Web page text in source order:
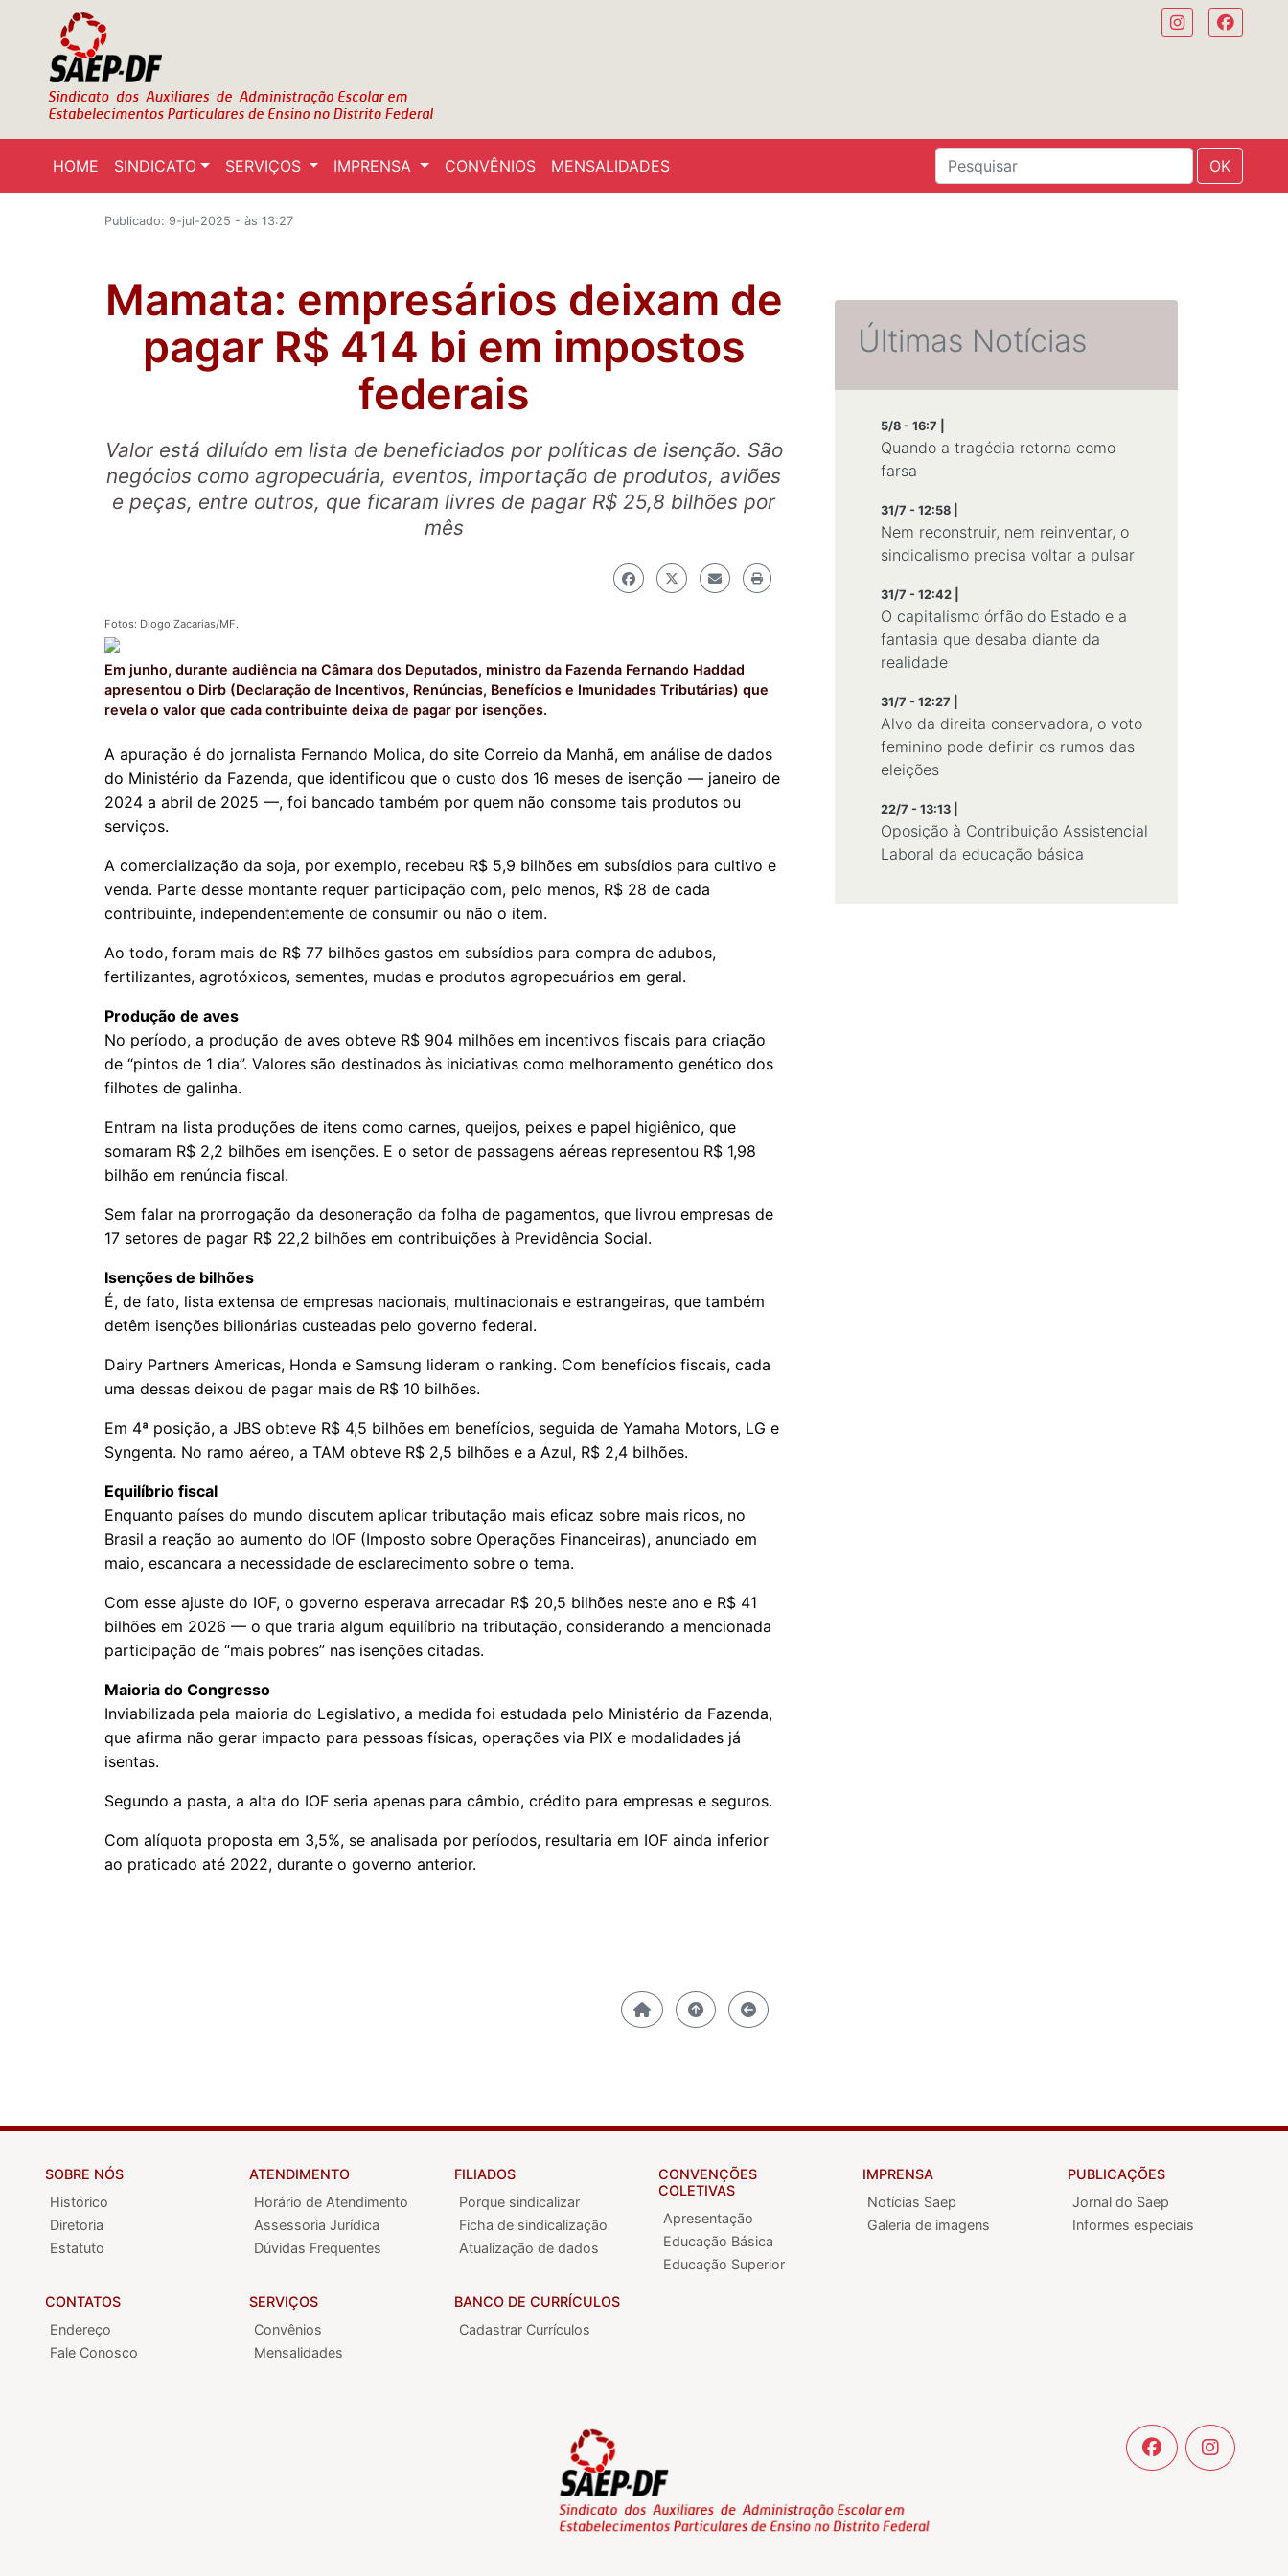
HOME SINDICATO SERVIÇOS IMPRENSA CONVÊNIOS MENSALIDADES OK
Publicado: 9-jul-2025 - às 13:27
Mamata: empresários deixam de
pagar R$ 414 bi em impostos
federais
Valor está diluído em lista de beneficiados por políticas de isenção. São
negócios como agropecuária, eventos, importação de produtos, aviões
e peças, entre outros, que ficaram livres de pagar R$ 25,8 bilhões por
mês
Fotos: Diogo Zacarias/MF.
Em junho, durante audiência na Câmara dos Deputados, ministro da Fazenda Fernando Haddad
apresentou o Dirb (Declaração de Incentivos, Renúncias, Benefícios e Imunidades Tributárias) que
revela o valor que cada contribuinte deixa de pagar por isenções.
A apuração é do jornalista Fernando Molica, do site Correio da Manhã, em análise de dados
do Ministério da Fazenda, que identificou que o custo dos 16 meses de isenção — janeiro de
2024 a abril de 2025 —, foi bancado também por quem não consome tais produtos ou
serviços.
A comercialização da soja, por exemplo, recebeu R$ 5,9 bilhões em subsídios para cultivo e
venda. Parte desse montante requer participação com, pelo menos, R$ 28 de cada
contribuinte, independentemente de consumir ou não o item.
Ao todo, foram mais de R$ 77 bilhões gastos em subsídios para compra de adubos,
fertilizantes, agrotóxicos, sementes, mudas e produtos agropecuários em geral.
Produção de aves
No período, a produção de aves obteve R$ 904 milhões em incentivos fiscais para criação
de “pintos de 1 dia”. Valores são destinados às iniciativas como melhoramento genético dos
filhotes de galinha.
Entram na lista produções de itens como carnes, queijos, peixes e papel higiênico, que
somaram R$ 2,2 bilhões em isenções. E o setor de passagens aéreas representou R$ 1,98
bilhão em renúncia fiscal.
Sem falar na prorrogação da desoneração da folha de pagamentos, que livrou empresas de
17 setores de pagar R$ 22,2 bilhões em contribuições à Previdência Social.
Isenções de bilhões
É, de fato, lista extensa de empresas nacionais, multinacionais e estrangeiras, que também
detêm isenções bilionárias custeadas pelo governo federal.
Dairy Partners Americas, Honda e Samsung lideram o ranking. Com benefícios fiscais, cada
uma dessas deixou de pagar mais de R$ 10 bilhões.
Em 4ª posição, a JBS obteve R$ 4,5 bilhões em benefícios, seguida de Yamaha Motors, LG e
Syngenta. No ramo aéreo, a TAM obteve R$ 2,5 bilhões e a Azul, R$ 2,4 bilhões.
Equilíbrio fiscal
Enquanto países do mundo discutem aplicar tributação mais eficaz sobre mais ricos, no
Brasil a reação ao aumento do IOF (Imposto sobre Operações Financeiras), anunciado em
maio, escancara a necessidade de esclarecimento sobre o tema.
Com esse ajuste do IOF, o governo esperava arrecadar R$ 20,5 bilhões neste ano e R$ 41
bilhões em 2026 — o que traria algum equilíbrio na tributação, considerando a mencionada
participação de “mais pobres” nas isenções citadas.
Maioria do Congresso
Inviabilizada pela maioria do Legislativo, a medida foi estudada pelo Ministério da Fazenda,
que afirma não gerar impacto para pessoas físicas, operações via PIX e modalidades já
isentas.
Segundo a pasta, a alta do IOF seria apenas para câmbio, crédito para empresas e seguros.
Com alíquota proposta em 3,5%, se analisada por períodos, resultaria em IOF ainda inferior
ao praticado até 2022, durante o governo anterior.
Últimas Notícias
5/8 - 16:7 |
Quando a tragédia retorna como
farsa
31/7 - 12:58 |
Nem reconstruir, nem reinventar, o
sindicalismo precisa voltar a pulsar
31/7 - 12:42 |
O capitalismo órfão do Estado e a
fantasia que desaba diante da
realidade
31/7 - 12:27 |
Alvo da direita conservadora, o voto
feminino pode definir os rumos das
eleições
22/7 - 13:13 |
Oposição à Contribuição Assistencial
Laboral da educação básica
SOBRE NÓS
Histórico
Diretoria
Estatuto
CONTATOS
Endereço
Fale Conosco
ATENDIMENTO
Horário de Atendimento
Assessoria Jurídica
Dúvidas Frequentes
SERVIÇOS
Convênios
Mensalidades
FILIADOS
Porque sindicalizar
Ficha de sindicalização
Atualização de dados
BANCO DE CURRÍCULOS
Cadastrar Currículos
CONVENÇÕES
COLETIVAS
Apresentação
Educação Básica
Educação Superior
IMPRENSA
Notícias Saep
Galeria de imagens
PUBLICAÇÕES
Jornal do Saep
Informes especiais